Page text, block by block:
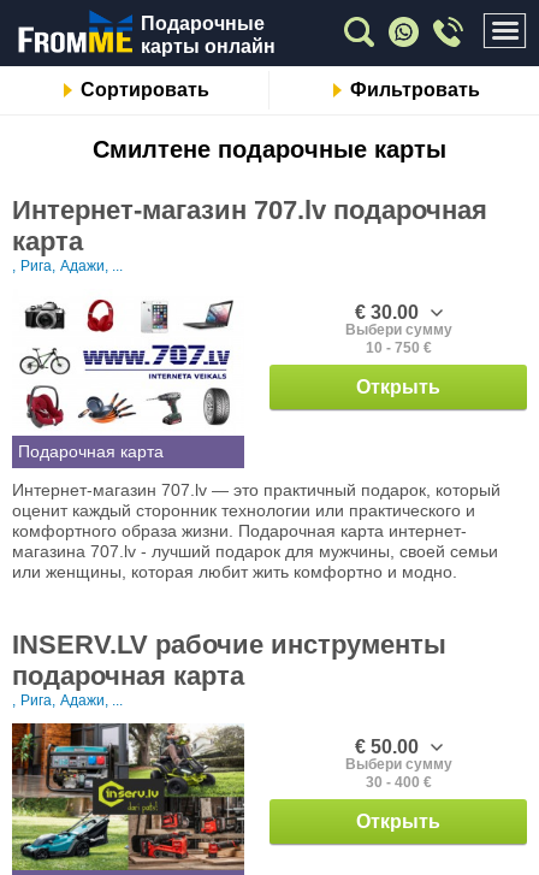
Подарочные
карты онлайн
Сортировать Фильтровать
Смилтене подарочные карты
Интернет-магазин 707.lv подарочная
карта
, Рига, Адажи, ...
Подарочная карта
€ 30.00
Выбери сумму
10 - 750 €
Открыть
Интернет-магазин 707.lv — это практичный подарок, который
оценит каждый сторонник технологии или практического и
комфортного образа жизни. Подарочная карта интернет-
магазина 707.lv - лучший подарок для мужчины, своей семьи
или женщины, которая любит жить комфортно и модно.
INSERV.LV рабочие инструменты
подарочная карта
, Рига, Адажи, ...
€ 50.00
Выбери сумму
30 - 400 €
Открыть